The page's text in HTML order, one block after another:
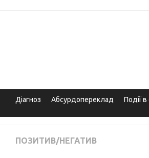
Діагноз Абсурдопереклад Події
ПОЗИТИВ/НЕГАТИВ